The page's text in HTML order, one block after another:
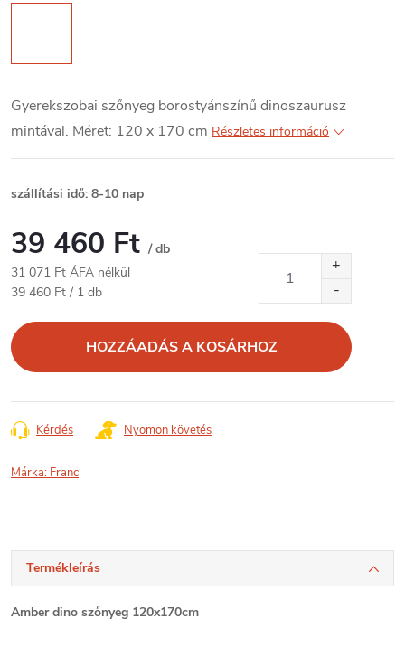
Gyerekszobai szőnyeg borostyánszínű dinoszaurusz
mintával. Méret: 120 x 170 cm Részletes információ
szállítási idő: 8-10 nap
39 460 Ft / db
31 071 Ft ÁFA nélkül
Egységár:
39 460 Ft / 1 db
HOZZÁADÁS A KOSÁRHOZ
Kérdés Nyomon követés
Márka: Franc
Termékleírás
Amber dino szőnyeg 120x170cm